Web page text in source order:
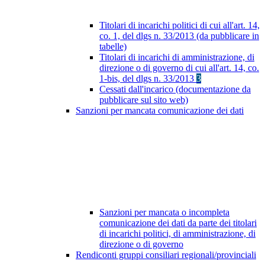
Titolari di incarichi politici di cui all'art. 14,
co. 1, del dlgs n. 33/2013 (da pubblicare in
tabelle)
Titolari di incarichi di amministrazione, di
direzione o di governo di cui all'art. 14, co.
1-bis, del dlgs n. 33/2013 3
Cessati dall'incarico (documentazione da
pubblicare sul sito web)
Sanzioni per mancata comunicazione dei dati
Sanzioni per mancata o incompleta
comunicazione dei dati da parte dei titolari
di incarichi politici, di amministrazione, di
direzione o di governo
Rendiconti gruppi consiliari regionali/provinciali